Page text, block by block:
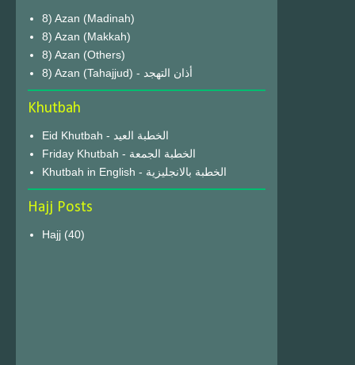
8) Azan (Madinah)
8) Azan (Makkah)
8) Azan (Others)
8) Azan (Tahajjud) - أذان التهجد
Khutbah
Eid Khutbah - الخطبة العيد
Friday Khutbah - الخطبة الجمعة
Khutbah in English - الخطبة بالانجليزية
Hajj Posts
Hajj (40)